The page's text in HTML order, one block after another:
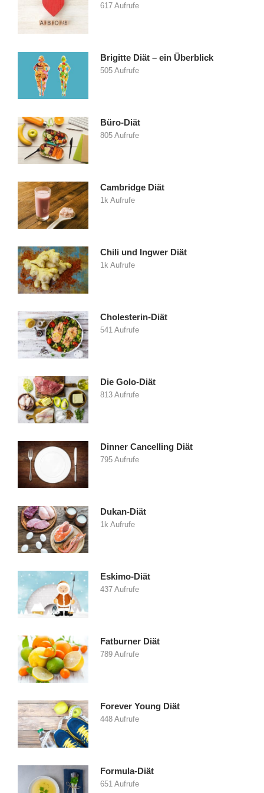
617 Aufrufe
Brigitte Diät – ein Überblick
505 Aufrufe
Büro-Diät
805 Aufrufe
Cambridge Diät
1k Aufrufe
Chili und Ingwer Diät
1k Aufrufe
Cholesterin-Diät
541 Aufrufe
Die Golo-Diät
813 Aufrufe
Dinner Cancelling Diät
795 Aufrufe
Dukan-Diät
1k Aufrufe
Eskimo-Diät
437 Aufrufe
Fatburner Diät
789 Aufrufe
Forever Young Diät
448 Aufrufe
Formula-Diät
651 Aufrufe